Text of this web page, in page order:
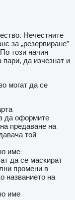
Нечестните
за „резервиране”
този начин
да изчезнат и
могат да се
да оформите
предаване на
той
име
да се маскират
промени в
названието на
име